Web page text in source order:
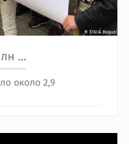
...
около 2,9